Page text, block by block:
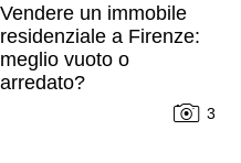
Vendere un immobile
residenziale a Firenze:
meglio vuoto o
arredato?
3